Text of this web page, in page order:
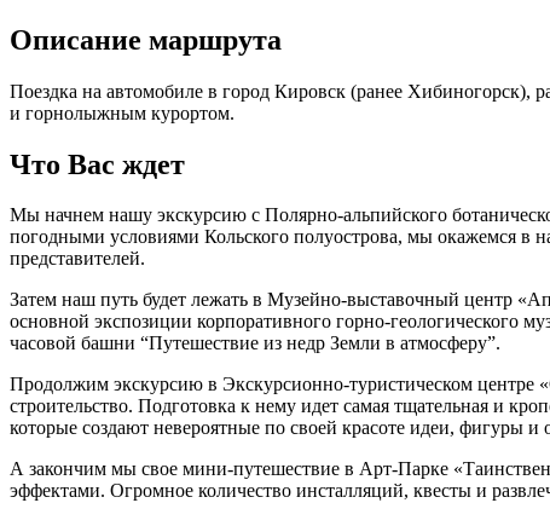
Описание маршрута
Поездка на автомобиле в город Кировск (ранее Хибиногорск),
и горнолыжным курортом.
Что Вас ждет
Мы начнем нашу экскурсию с Полярно-альпийского
погодными условиями Кольского полуострова, мы окажемся в
представителей.
Затем наш путь будет лежать в Музейно-выставочный центр
основной экспозиции корпоративного горно-геологического
часовой башни “Путешествие из недр Земли в атмосферу”.
Продолжим экскурсию в Экскурсионно-туристическом центре
строительство. Подготовка к нему идет самая тщательная и
которые создают невероятные по своей красоте идеи, фигуры и
А закончим мы свое мини-путешествие в Арт-Парке
эффектами. Огромное количество инсталляций, квесты и